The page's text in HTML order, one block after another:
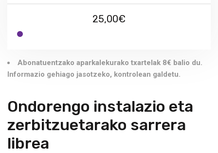
25,00€
Abonatuentzako aparkalekurako txartelak 8€ balio du.
Informazio gehiago jasotzeko, kontrolean galdetu.
Ondorengo instalazio eta
zerbitzuetarako sarrera
librea